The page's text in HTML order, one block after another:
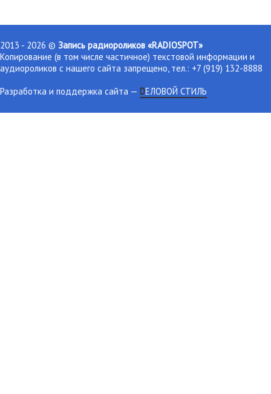
2013 - 2026 © Запись радиороликов «RADIOSPOT»
Копирование (в том числе частичное) текстовой информации и
аудиороликов с нашего сайта запрещено, тел.: +7 (919) 132-8888
Разработка и поддержка сайта — DЕЛОВОЙ СТИЛЬ